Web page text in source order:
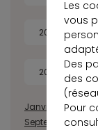
2018
2014
Janvier Février
Septembre
Les
vous
Des
des
Pour